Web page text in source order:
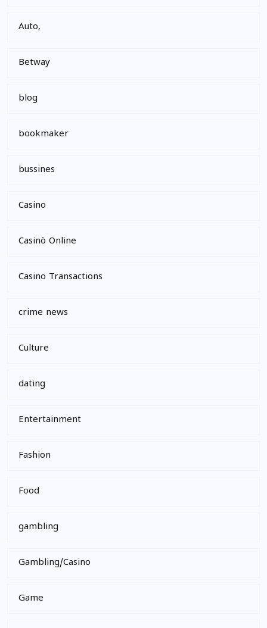
Auto,
Betway
blog
bookmaker
bussines
Casino
Casinò Online
Casino Transactions
crime news
Culture
dating
Entertainment
Fashion
Food
gambling
Gambling/Casino
Game